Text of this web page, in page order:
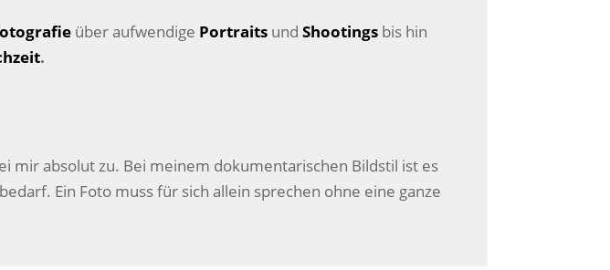
über aufwendige Portraits undShootings bis hin
.
mir absolut zu. Bei meinem dokumentarischen Bildstil ist es
Ein Foto muss für sich allein sprechen ohne eine ganze